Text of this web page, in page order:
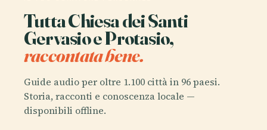
Tutta Chiesa dei Santi
Gervasio e Protasio,
raccontata bene.
Guide audio per oltre 1.100 città in 96 paesi.
Storia, racconti e conoscenza locale —
disponibili offline.